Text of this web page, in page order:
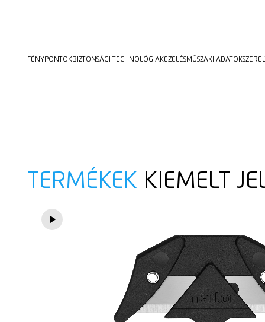
FÉNYPONTOKBIZTONSÁGI TECHNOLÓGIAKEZELÉSMŰSZAKI ADATOK
TERMÉKEK KIEMELT